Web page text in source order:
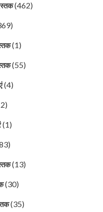
(462)
(1)
(55)
(4)
(1)
(13)
(30)
(35)